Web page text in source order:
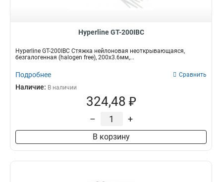
Hyperline GT-200IBC
Hyperline GT-200IBC Стяжка нейлоновая неоткрывающаяся,
безгалогенная (halogen free), 200x3.6мм,...
Подробнее Сравнить
Наличие: В наличии
324,48 ₽
– +
В корзину